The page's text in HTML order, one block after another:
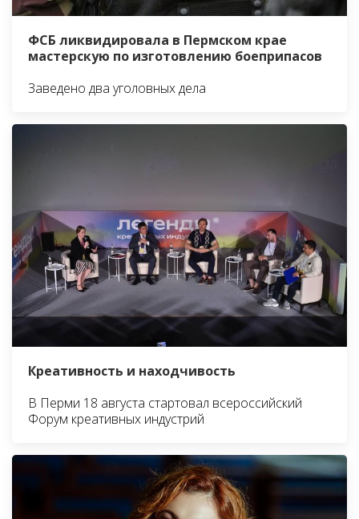
ФСБ ликвидировала в Пермском крае
мастерскую по изготовлению боеприпасов
Заведено два уголовных дела
Креативность и находчивость
В Перми 18 августа стартовал всероссийский
Форум креативных индустрий